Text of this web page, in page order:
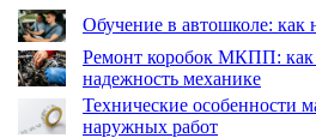
Обучение в автошколе: как
Ремонт коробок МКПП: как
надежность механике
Технические особенности
наружных работ